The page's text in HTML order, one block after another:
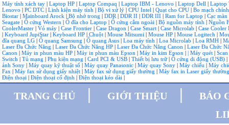
Máy tính xách tay | Laptop HP | Laptop Compaq | Laptop IBM - Lenovo | Laptop Dell | Laptop
Lenovo | PC DTC | Linh kiện máy tính | Bộ vi xử lý | CPU Intel | Quạt cho CPU | Bo mạch
Biostar | Mainboard Arock | Bộ nhớ trong | DDR | DDR II | DDR III | Ram for Laptop | Cạc
Seagate | Ổ cứng Western | Ổ đĩa cho Laptop | Ổ cứng cắm ngoài | Bộ nguồn máy tính | Nguồn
CoolerMaster | Vỏ máy | Case Frontier | Case Dragon | Case Smart | Case Microlab | Case Cooler
| Keyboard JupiStar | Keyboard HP | Chuột | Mouse Mitsumi | Mouse HP | Mouse Logitech |
đĩa quang LG | Ổ quang Samsung | Ổ quang Asus | Loa máy tính | Loa Microlab | Loa RMH |
Laser Đa Chức Năng | Laser Đa Chức Năng HP | Laser Đa Chức Năng Canon | Laser Đa Chức
Canon | Máy in phun màu HP | Máy in phun màu Epson | Máy in kim Epson | | Máy quét |
Switch | Tủ mạng | Phụ kiện mạng | Card PCI & USB | Thiết bị lưu trữ| Ổ cứng di động (USB) |
ảnh Sony | Máy quay kỹ thuật số | Máy quay Panasonic | Máy quay Sony | Máy chiếu | Máy
Fax | Máy fax sử dụng giấy nhiệt | Máy fax sử dụng giấy thường | Máy fax in Laser giấy
Điện thoại | Điện thoại cố định | Điện thoại kéo dài |
TRANG CHỦ | GIỚI THIỆU |
BÁO